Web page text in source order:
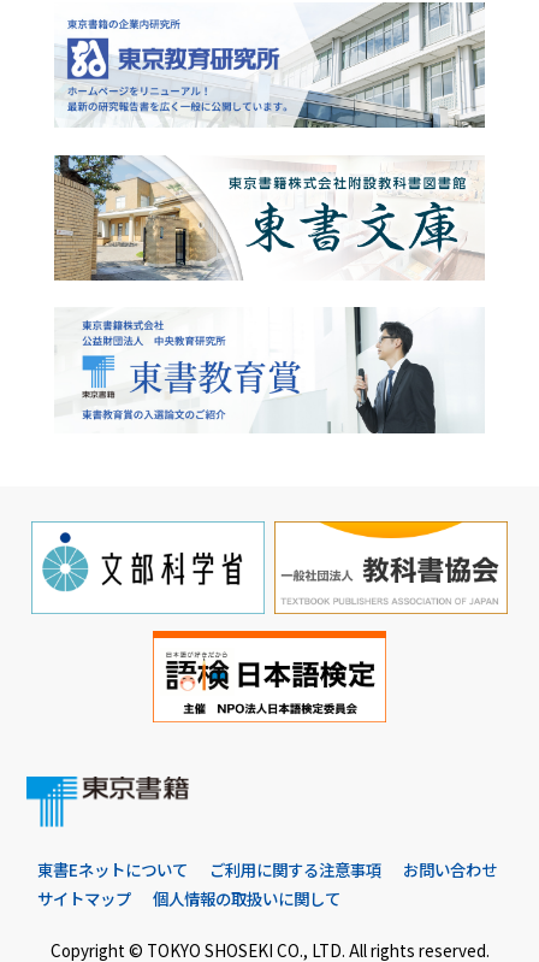
東書Eネットについて ご利用に関する注意事項
お問い合わせ
サイトマップ
個人情報の取扱いに関して
Copyright © TOKYO SHOSEKI CO., LTD. All rights reserved.